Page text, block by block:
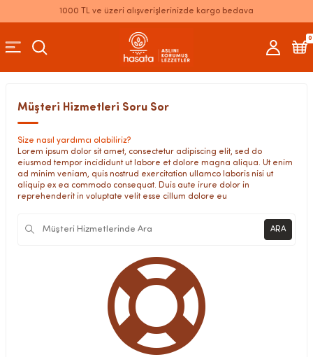
1000 TL ve üzeri alışverişlerinizde kargo bedava
0
Müşteri Hizmetleri Soru Sor
Size nasıl yardımcı olabiliriz?
Lorem ipsum dolor sit amet, consectetur adipiscing elit, sed do
eiusmod tempor incididunt ut labore et dolore magna aliqua. Ut enim
ad minim veniam, quis nostrud exercitation ullamco laboris nisi ut
aliquip ex ea commodo consequat. Duis aute irure dolor in
reprehenderit in voluptate velit esse cillum dolore eu
ARA